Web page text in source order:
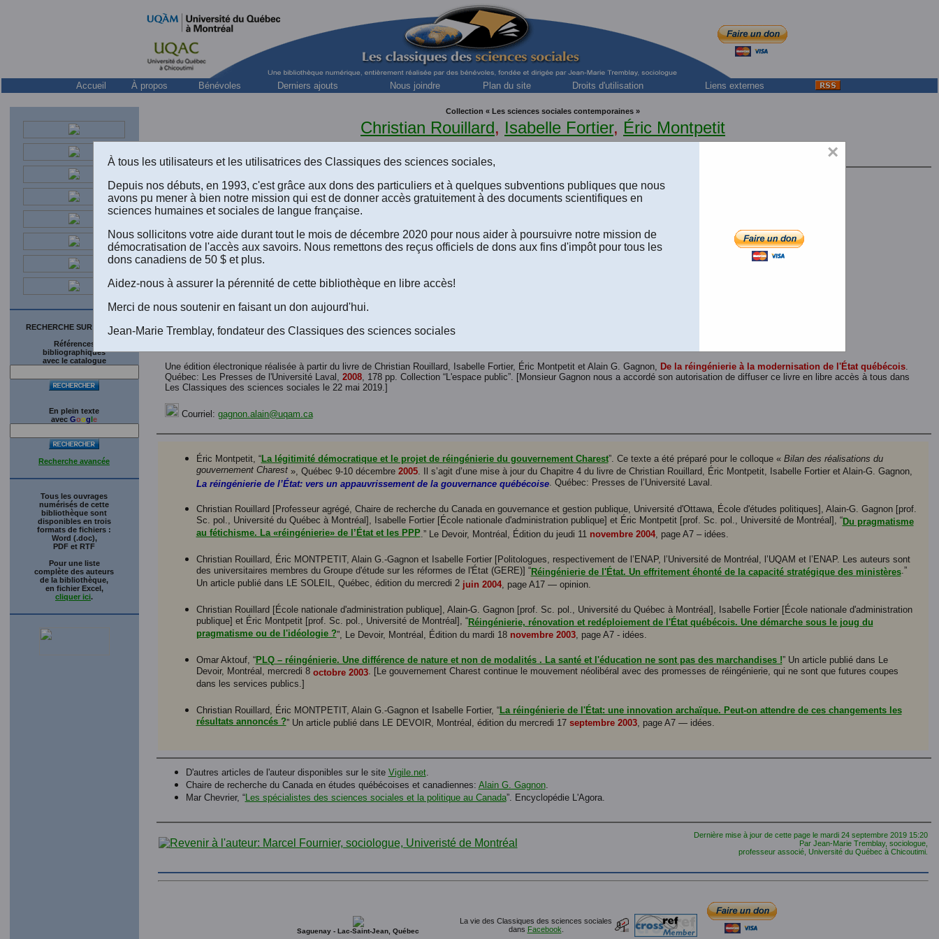
Accueil À propos Bénévoles Derniers ajouts Nous joindre Plan du site Droits d'utilisation Liens externes
RECHERCHE SUR LE SITE
Références
bibliographiques
avec le catalogue
En plein texte
avec Google
Recherche avancée
Tous les ouvrages
numérisés de cette
bibliothèque sont
disponibles en trois
formats de fichiers :
Word (.doc),
PDF et RTF
Pour une liste
complète des auteurs
de la bibliothèque,
en fichier Excel,
cliquer ici.
Collection « Les sciences sociales contemporaines »
Christian Rouillard, Isabelle Fortier, Éric Montpetit
etAlain G. Gagnon
De la réingénierie à la modernisation
de l'État québécois (2008)
Introduction.Notes sur les auteur(e)s.
Le texte du livre au format PDF-texte (Acrobat Reader) à télécharger
Une édition électronique réalisée à partir du livre de Christian Rouillard, Isabelle Fortier, Éric Montpetit et Alain G. Gagnon, De la réingénierie à la modernisation de l'État québécois.
Québec: Les Presses de l'Université Laval, 2008, 178 pp. Collection “L'espace public”. [Monsieur Gagnon nous a accordé son autorisation de diffuser ce livre en libre accès à tous dans
Les Classiques des sciences sociales le 22 mai 2019.]
Courriel: gagnon.alain@uqam.ca
Éric Montpetit, “La légitimité démocratique et le projet de réingénierie du gouvernement Charest”. Ce texte a été préparé pour le colloque « Bilan des réalisations du
gouvernement Charest», Québec 9-10 décembre 2005. Il s’agit d’une mise à jour du Chapitre 4 du livre de Christian Rouillard, Éric Montpetit, Isabelle Fortier et Alain-G. Gagnon,
La réingénierie de l’État: vers un appauvrissement de la gouvernance québécoise. Québec: Presses de l’Université Laval.
Christian Rouillard [Professeur agrégé, Chaire de recherche du Canada en gouvernance et gestion publique, Université d'Ottawa, École d'études politiques], Alain-G. Gagnon [prof.
Sc. pol., Université du Québec à Montréal], Isabelle Fortier [École nationale d'administration publique] et Éric Montpetit [prof. Sc. pol., Université de Montréal], “Du pragmatisme
au fétichisme. La «réingénierie» de l’État et les PPP.” Le Devoir, Montréal, Édition du jeudi 11 novembre 2004, page A7 – idées.
Christian Rouillard, Éric MONTPETIT, Alain G.-Gagnon et Isabelle Fortier [Politologues, respectivement de l’ENAP, l’Université de Montréal, l’UQAM et l’ENAP. Les auteurs sont
des universitaires membres du Groupe d'étude sur les réformes de l'État (GERE)] “Réingénierie de l'État. Un effritement éhonté de la capacité stratégique des ministères.”
Un article publié dans LE SOLEIL, Québec, édition du mercredi 2 juin 2004, page A17 — opinion.
Christian Rouillard [École nationale d'administration publique], Alain-G. Gagnon [prof. Sc. pol., Université du Québec à Montréal], Isabelle Fortier [École nationale d'administration
publique] et Éric Montpetit [prof. Sc. pol., Université de Montréal], “Réingénierie, rénovation et redéploiement de l'État québécois. Une démarche sous le joug du
pragmatisme ou de l'idéologie ?”, Le Devoir, Montréal, Édition du mardi 18 novembre 2003, page A7 - idées.
Omar Aktouf, “PLQ – réingénierie. Une différence de nature et non de modalités . La santé et l'éducation ne sont pas des marchandises !” Un article publié dans Le
Devoir, Montréal, mercredi 8 octobre 2003. [Le gouvernement Charest continue le mouvement néolibéral avec des promesses de réingénierie, qui ne sont que futures coupes
dans les services publics.]
Christian Rouillard, Éric MONTPETIT, Alain G.-Gagnon et Isabelle Fortier, “La réingénierie de l'État: une innovation archaïque. Peut-on attendre de ces changements les
résultats annoncés ?” Un article publié dans LE DEVOIR, Montréal, édition du mercredi 17 septembre 2003, page A7 — idées.
D'autres articles de l'auteur disponibles sur le site Vigile.net.
Chaire de recherche du Canada en études québécoises et canadiennes: Alain G. Gagnon.
Mar Chevrier, “Les spécialistes des sciences sociales et la politique au Canada”. Encyclopédie L'Agora.
Dernière mise à jour de cette page le mardi 24 septembre 2019 15:20
Par Jean-Marie Tremblay, sociologue,
professeur associé, Université du Québec à Chicoutimi.
Saguenay - Lac-Saint-Jean, Québec
La vie des Classiques des sciences sociales
dans Facebook
×
À tous les utilisateurs et les utilisatrices des Classiques des sciences sociales,
Depuis nos débuts, en 1993, c'est grâce aux dons des particuliers et à quelques subventions publiques que nous
avons pu mener à bien notre mission qui est de donner accès gratuitement à des documents scientifiques en
sciences humaines et sociales de langue française.
Nous sollicitons votre aide durant tout le mois de décembre 2020 pour nous aider à poursuivre notre mission de
démocratisation de l'accès aux savoirs. Nous remettons des reçus officiels de dons aux fins d'impôt pour tous les
dons canadiens de 50 $ et plus.
Aidez-nous à assurer la pérennité de cette bibliothèque en libre accès!
Merci de nous soutenir en faisant un don aujourd'hui.
Jean-Marie Tremblay, fondateur des Classiques des sciences sociales